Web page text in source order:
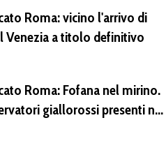
Roma: vicino l'arrivo di
Venezia a titolo definitivo
Roma: Fofana nel mirino.
giallorossi presenti nel
con il Lione